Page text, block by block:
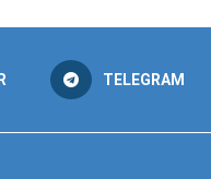
TELEGRAM